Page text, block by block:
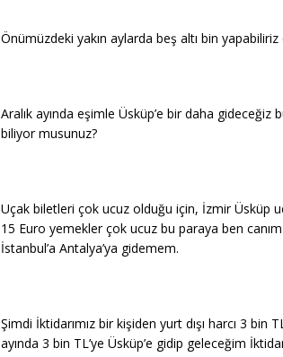
Önümüzdeki yakın aylarda beş altı bin
Aralık ayında eşimle Üsküp’e bir daha
biliyor musunuz?
Uçak biletleri çok ucuz olduğu için, İzmir Üsküp
15 Euro yemekler çok ucuz bu paraya ben
İstanbul’a Antalya’ya gidemem.
Şimdi İktidarımız bir kişiden yurt dışı harcı 3
ayında 3 bin TL’ye Üsküp’e gidip geleceğim